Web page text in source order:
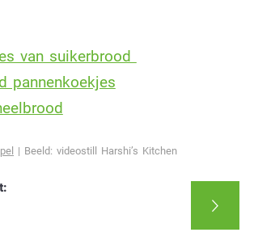
van suikerbrood
pannenkoekjes
| Beeld: videostill Harshi’s Kitchen